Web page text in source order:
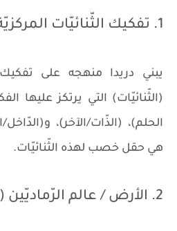
1. تفكيك الثّنائيّات المركزيّة:
يبني دريدا منهجه على تفكيك
(الثّنائيّات) التي يرتكز عليها
الحلم)، (الذّات/الآخر)، و(الدّاخل/
هي حقل خصب لهذه الثّنائيّات.
2. الأرض / عالم الرّماديّين (الواقع / اليوتوبيا):